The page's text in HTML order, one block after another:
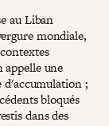
au Liban
mondiale,
appelle une
d'accumulation ;
bloqués
dans des